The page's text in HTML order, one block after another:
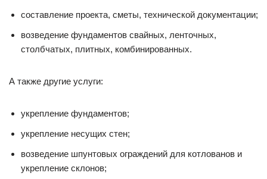
составление проекта, сметы, технической документации;
возведение фундаментов свайных, ленточных,
столбчатых, плитных, комбинированных.
А также другие услуги:
укрепление фундаментов;
укрепление несущих стен;
возведение шпунтовых ограждений для котлованов и
укрепление склонов;